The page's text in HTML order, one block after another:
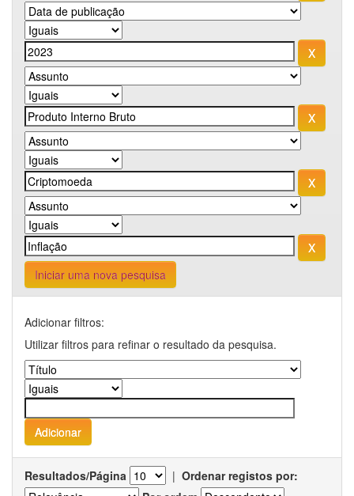
Iniciar uma nova pesquisa
Adicionar filtros:
Utilizar filtros para refinar o resultado da pesquisa.
Resultados/Página | Ordenar registos por: